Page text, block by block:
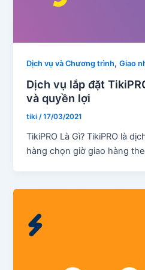
Dịch vụ và Chương trình,Giao
Dịch vụ lắp đặt
và quyền lợi
tiki/17/03/2021
TikiPRO Là Gì? TikiPRO là
hàng chọn giờ giao hàng